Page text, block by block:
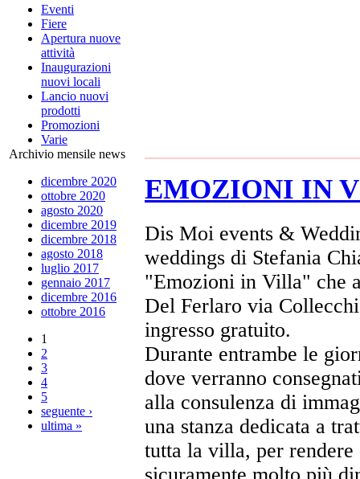
Eventi
Fiere
Apertura nuove
attività
Inaugurazioni
nuovi locali
Lancio nuovi
prodotti
Promozioni
Varie
Archivio mensile news
dicembre 2020
ottobre 2020
agosto 2020
dicembre 2019
dicembre 2018
agosto 2018
luglio 2017
gennaio 2017
dicembre 2016
ottobre 2016
1
2
3
4
5
seguente ›
ultima »
EMOZIONI IN
Dis Moi events &
weddings di Stefania
"Emozioni in Villa" che
Del Ferlaro via
ingresso gratuito.
Durante entrambe le
dove verranno
alla consulenza di
una stanza dedicata a
tutta la villa, per rendere